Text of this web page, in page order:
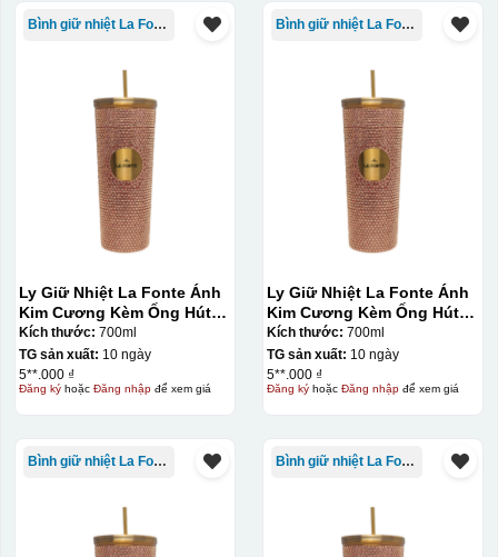
Bình giữ nhiệt La Fonte
Ly Giữ Nhiệt La Fonte Ánh
Kim Cương Kèm Ống Hút-
700 ml-014687-GOL
Kích thước: 700ml
TG sản xuất: 10 ngày
5**.000 ₫
Đăng kýhoặc Đăng nhậpđể xem giá
Bình giữ nhiệt La Fonte
Ly Giữ Nhiệt La Fonte Ánh
Kim Cương Kèm Ống Hút-
700 ml-014687-GOL
Kích thước: 700ml
TG sản xuất: 10 ngày
5**.000 ₫
Đăng kýhoặc Đăng nhậpđể xem giá
Bình giữ nhiệt La Fonte Bình giữ nhiệt La Fonte